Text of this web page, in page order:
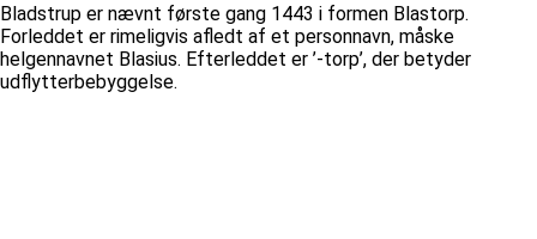
Bladstrup er nævnt første gang 1443 i formen Blastorp.
Forleddet er rimeligvis afledt af et personnavn, måske
helgennavnet Blasius. Efterleddet er ’-torp’, der betyder
udflytterbebyggelse.